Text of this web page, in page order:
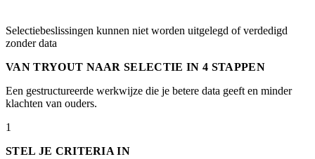
Selectiebeslissingen kunnen niet worden uitgelegd of verdedigd
zonder data
VAN TRYOUT NAAR SELECTIE IN 4 STAPPEN
Een gestructureerde werkwijze die je betere data geeft en minder
klachten van ouders.
1
STEL JE CRITERIA IN